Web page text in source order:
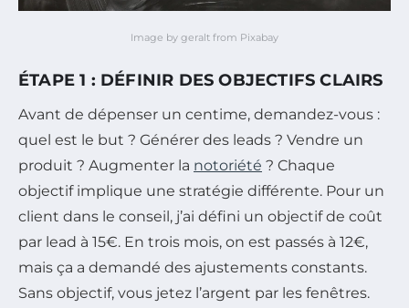
Image by geralt from Pixabay
ÉTAPE 1 : DÉFINIR DES OBJECTIFS CLAIRS
Avant de dépenser un centime, demandez-vous :
quel est le but ? Générer des leads ? Vendre un
produit ? Augmenter la notoriété ? Chaque
objectif implique une stratégie différente. Pour un
client dans le conseil, j’ai défini un objectif de coût
par lead à 15€. En trois mois, on est passés à 12€,
mais ça a demandé des ajustements constants.
Sans objectif, vous jetez l’argent par les fenêtres.